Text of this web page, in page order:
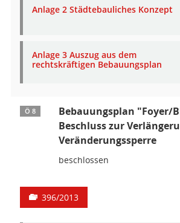
Anlage 2 Städtebauliches Konzept
Anlage 3 Auszug aus dem
rechtskräftigen Bebauungsplan
Ö 8
Bebauungsplan "Foyer/
Beschluss zur
Veränderungssperre
beschlossen
396/2013